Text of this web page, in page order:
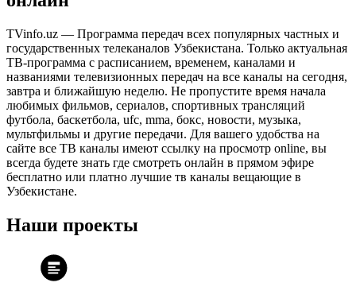
TVinfo.uz — Программа передач всех популярных частных и
государственных телеканалов Узбекистана. Только актуальная
ТВ-программа с расписанием, временем, каналами и
названиями телевизионных передач на все каналы на сегодня,
завтра и ближайшую неделю. Не пропустите время начала
любимых фильмов, сериалов, спортивных трансляций
футбола, баскетбола, ufc, mma, бокс, новости, музыка,
мультфильмы и другие передачи. Для вашего удобства на
сайте все ТВ каналы имеют ссылку на просмотр online, вы
всегда будете знать где смотреть онлайн в прямом эфире
бесплатно или платно лучшие тв каналы вещающие в
Узбекистане.
Наши проекты